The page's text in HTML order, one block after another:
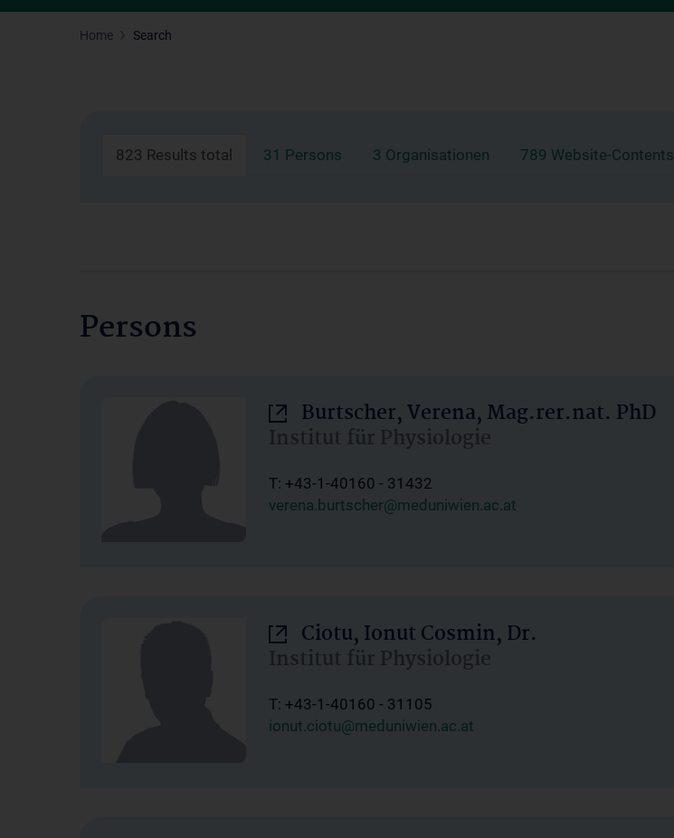
Home Search
823 Results total 31 Persons 3 Organisationen 789 Website-Contents
Persons
Burtscher, Verena, Mag.rer.nat. PhD
Institut für Physiologie
T: +43-1-40160 - 31432
verena.burtscher@meduniwien.ac.at
Ciotu, Ionut Cosmin, Dr.
Institut für Physiologie
T: +43-1-40160 - 31105
ionut.ciotu@meduniwien.ac.at